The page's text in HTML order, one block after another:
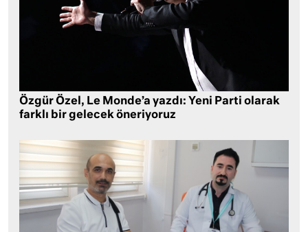
Özgür Özel, Le Monde’a yazdı: Yeni Parti olarak
farklı bir gelecek öneriyoruz